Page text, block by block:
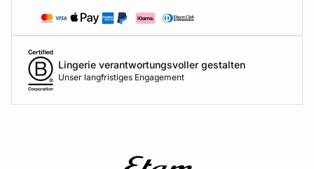
Lingerie verantwortungsvoller gestalten
Unser langfristiges Engagement